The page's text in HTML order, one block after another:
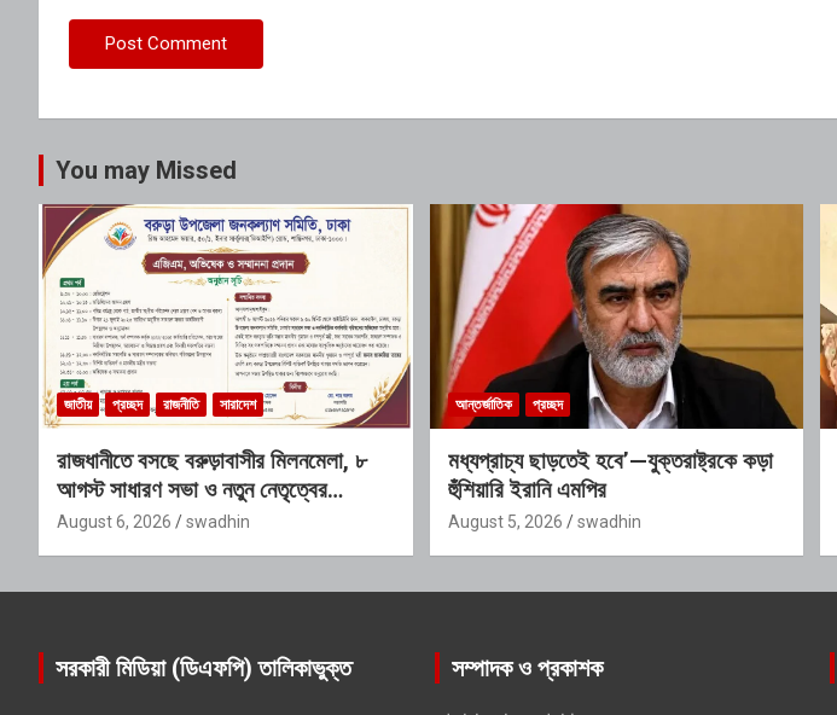
You may Missed
জাতীয় প্রচ্ছদ রাজনীতি সারাদেশ
রাজধানীতে বসছে বরুড়াবাসীর মিলনমেলা, ৮
আগস্ট সাধারণ সভা ও নতুন নেতৃত্বের
অভিষেক
August 6, 2026 swadhin
আন্তর্জাতিক প্রচ্ছদ
মধ্যপ্রাচ্য ছাড়তেই হবে’—যুক্তরাষ্ট্রকে কড়া
হুঁশিয়ারি ইরানি এমপির
August 5, 2026 swadhin
সরকারী মিডিয়া (ডিএফপি) তালিকাভুক্ত সম্পাদক ও প্রকাশক